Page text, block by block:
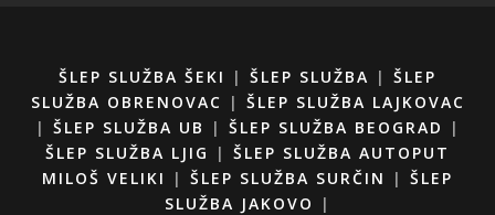
ŠLEP SLUŽBA ŠEKI | ŠLEP SLUŽBA | ŠLEP
SLUŽBA OBRENOVAC | ŠLEP SLUŽBA LAJKOVAC
| ŠLEP SLUŽBA UB | ŠLEP SLUŽBA BEOGRAD
|
ŠLEP SLUŽBA LJIG
| ŠLEP SLUŽBA AUTOPUT
MILOŠ VELIKI
| ŠLEP SLUŽBA SURČIN | ŠLEP
SLUŽBA JAKOVO
|